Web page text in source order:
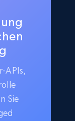
APIs,
Sie